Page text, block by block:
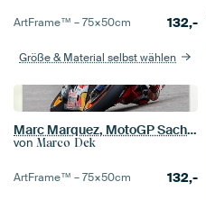
ArtFrame™ –75×50cm 132,-
Größe & Material selbst wählen
Marc Marquez, MotoGP Sachsenring Deutschland
von Marco Dek
ArtFrame™ –75×50cm 132,-